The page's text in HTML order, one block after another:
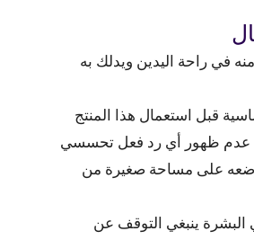
في راحة اليدين ويدلك به
قبل استعمال هذا المنتج
عدم ظهور أي رد فعل تحسسي
على مساحة صغيرة من
ينبغي التوقف عن